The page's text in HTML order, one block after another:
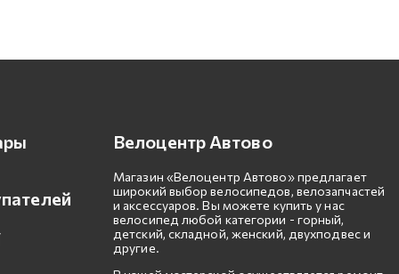
Велоцентр Автово
Магазин «Велоцентр Автово» предлагает
широкий выбор велосипедов, велозапчастей
и аксессуаров. Вы можете купить у нас
велосипед любой категории - горный,
детский, складной, женский, двухподвес и
другие.